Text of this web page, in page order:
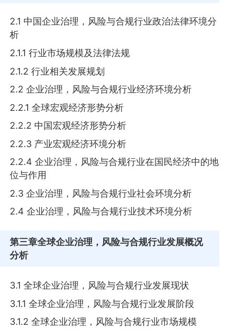
2.1 中国企业治理，风险与合规行业政治法律环境分
析
2.1.1 行业市场规模及法律法规
2.1.2 行业相关发展规划
2.2 企业治理，风险与合规行业经济环境分析
2.2.1 全球宏观经济形势分析
2.2.2 中国宏观经济形势分析
2.2.3 产业宏观经济环境分析
2.2.4 企业治理，风险与合规行业在国民经济中的地
位与作用
2.3 企业治理，风险与合规行业社会环境分析
2.4 企业治理，风险与合规行业技术环境分析
第三章全球企业治理，风险与合规行业发展概况
分析
3.1 全球企业治理，风险与合规行业发展现状
3.1.1 全球企业治理，风险与合规行业发展阶段
3.1.2 全球企业治理，风险与合规行业市场规模